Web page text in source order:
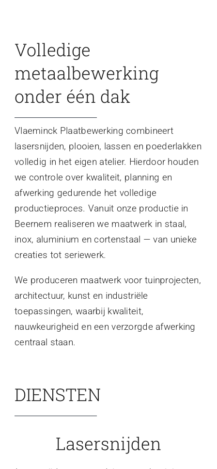
Volledige
metaalbewerking
onder één dak
Vlaeminck Plaatbewerking combineert
lasersnijden, plooien, lassen en poederlakken
volledig in het eigen atelier. Hierdoor houden
we controle over kwaliteit, planning en
afwerking gedurende het volledige
productieproces. Vanuit onze productie in
Beernem realiseren we maatwerk in staal,
inox, aluminium en cortenstaal — van unieke
creaties tot seriewerk.
We produceren maatwerk voor tuinprojecten,
architectuur, kunst en industriële
toepassingen, waarbij kwaliteit,
nauwkeurigheid en een verzorgde afwerking
centraal staan.
DIENSTEN
Lasersnijden